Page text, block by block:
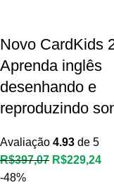
R$321,78.
Novo CardKids
Aprenda inglês
desenhando e
reproduzindo
Avaliação 4.93 de 5
R$397,07 O
R$229,24O
-48%